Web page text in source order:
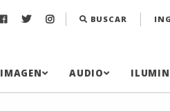
BUSCAR
IMAGEN AUDIO